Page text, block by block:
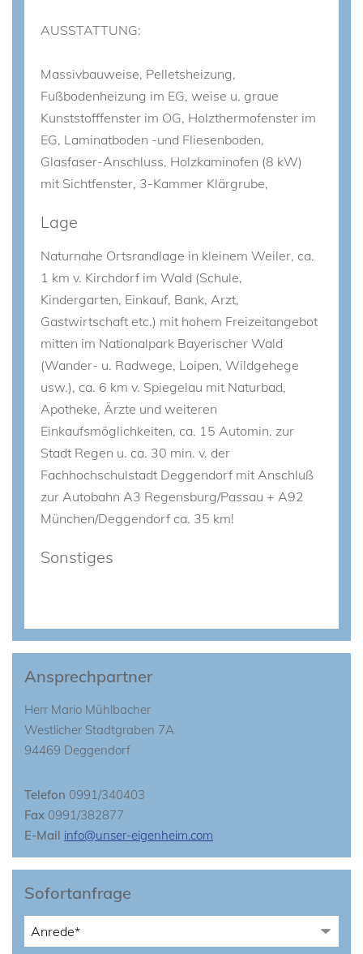
AUSSTATTUNG:
Massivbauweise, Pelletsheizung,
Fußbodenheizung im EG, weise u. graue
Kunststofffenster im OG, Holzthermofenster im
EG, Laminatboden -und Fliesenboden,
Glasfaser-Anschluss, Holzkaminofen (8 kW)
mit Sichtfenster, 3-Kammer Klärgrube,
Lage
Naturnahe Ortsrandlage in kleinem Weiler, ca.
1 km v. Kirchdorf im Wald (Schule,
Kindergarten, Einkauf, Bank, Arzt,
Gastwirtschaft etc.) mit hohem Freizeitangebot
mitten im Nationalpark Bayerischer Wald
(Wander- u. Radwege, Loipen, Wildgehege
usw.), ca. 6 km v. Spiegelau mit Naturbad,
Apotheke, Ärzte und weiteren
Einkaufsmöglichkeiten, ca. 15 Automin. zur
Stadt Regen u. ca. 30 min. v. der
Fachhochschulstadt Deggendorf mit Anschluß
zur Autobahn A3 Regensburg/Passau + A92
München/Deggendorf ca. 35 km!
Sonstiges
Ansprechpartner
Herr Mario Mühlbacher
Westlicher Stadtgraben 7A
94469 Deggendorf
Telefon 0991/340403
Fax 0991/382877
E-Mail info@unser-eigenheim.com
Sofortanfrage